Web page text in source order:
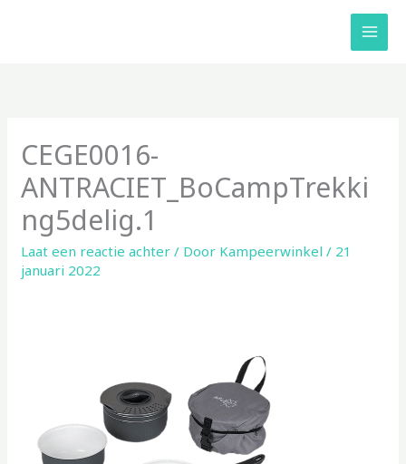
CEGE0016-
ANTRACIET_BoCampTrekki
ng5delig.1
Laat een reactie achter / Door Kampeerwinkel/ 21
januari 2022